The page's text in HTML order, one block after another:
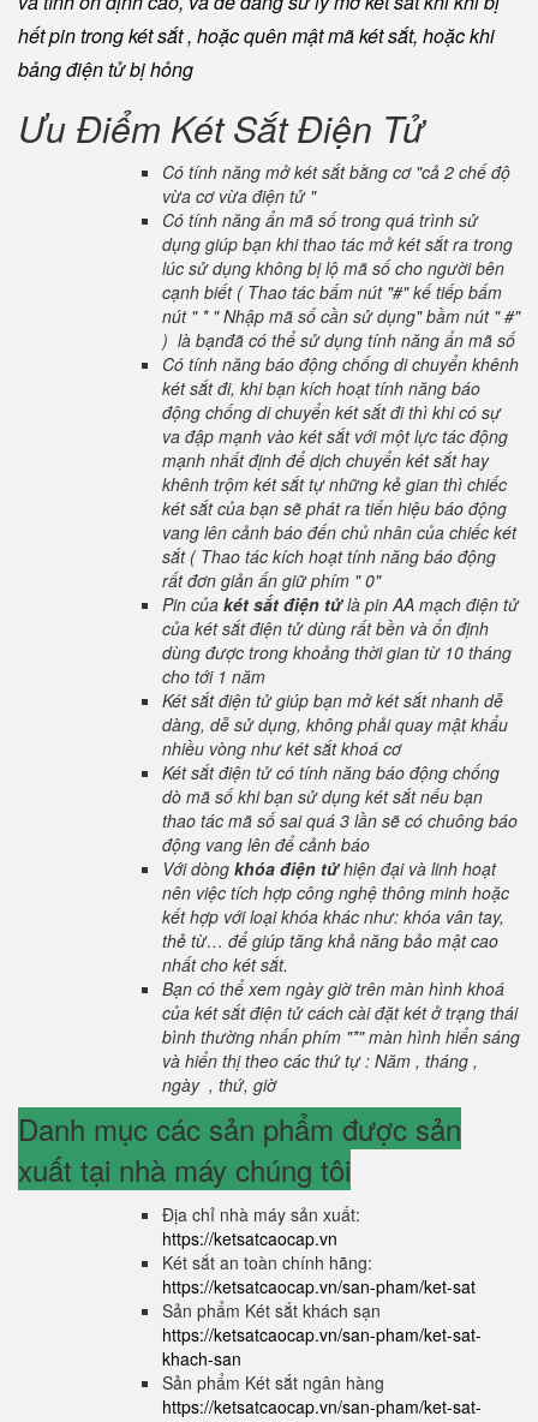
hết pin trong két sắt , hoặc quên mật mã két sắt, hoặc khi
bảng điện tử bị hỏng
Ưu Điểm Két Sắt Điện Tử
Có tính năng mở két sắt bằng cơ "cả 2 chế độ
vừa cơ vừa điện tử "
Có tính năng ẩn mã số trong quá trình sử
dụng giúp bạn khi thao tác mở két sắt ra trong
lúc sử dụng không bị lộ mã số cho người bên
cạnh biết ( Thao tác bấm nút "#" kế tiếp bấm
nút " * " Nhập mã số cần sử dụng" bầm nút " #"
) là bạnđã có thể sử dụng tính năng ẩn mã số
Có tính năng báo động chống di chuyển khênh
két sắt đi, khi bạn kích hoạt tính năng báo
động chống di chuyển két sắt đi thì khi có sự
va đập mạnh vào két sắt với một lực tác động
mạnh nhất định để dịch chuyển két sắt hay
khênh trộm két sắt tự những kẻ gian thì chiếc
két sắt của bạn sẽ phát ra tiến hiệu báo động
vang lên cảnh báo đến chủ nhân của chiếc két
sắt ( Thao tác kích hoạt tính năng báo động
rất đơn giản ấn giữ phím " 0"
Pin của két sắt điện tửlà pin AA mạch điện tử
của két sắt điện tử dùng rất bền và ổn định
dùng được trong khoảng thời gian từ 10 tháng
cho tới 1 năm
Két sắt điện tử giúp bạn mở két sắt nhanh dễ
dàng, dễ sử dụng, không phải quay mật khẩu
nhiều vòng như két sắt khoá cơ
Két sắt điện tử có tính năng báo động chống
dò mã số khi bạn sử dụng két sắt nếu bạn
thao tác mã số sai quá 3 lần sẽ có chuông báo
động vang lên để cảnh báo
Với dòng khóa điện tửhiện đại và linh hoạt
nên việc tích hợp công nghệ thông minh hoặc
kết hợp với loại khóa khác như: khóa vân tay,
thẻ từ… để giúp tăng khả năng bảo mật cao
nhất cho két sắt.
Bạn có thể xem ngày giờ trên màn hình khoá
của két sắt điện tử cách cài đặt két ở trạng thái
bình thường nhấn phím "*" màn hình hiển sáng
và hiển thị theo các thứ tự : Năm , tháng ,
ngày , thứ, giờ
Danh mục các sản phẩm được sản
xuất tại nhà máy chúng tôi
Địa chỉ nhà máy sản xuất:
https://ketsatcaocap.vn
Két sắt an toàn chính hãng:
https://ketsatcaocap.vn/san-pham/ket-sat
Sản phẩm Két sắt khách sạn
https://ketsatcaocap.vn/san-pham/ket-sat-
khach-san
Sản phẩm Két sắt ngân hàng
https://ketsatcaocap.vn/san-pham/ket-sat-